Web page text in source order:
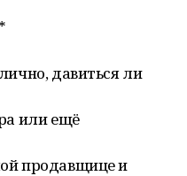
давиться ли
или ещё
продавщице и